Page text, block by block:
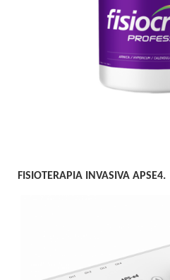
FISIOTERAPIA INVASIVA APSE4.